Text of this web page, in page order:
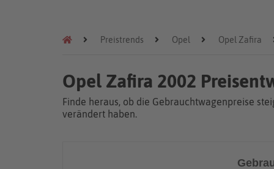
Preistrends Opel Opel Zafira
Opel Zafira 2002
Finde heraus, ob die Gebrauchtwagenpreise
verändert haben.